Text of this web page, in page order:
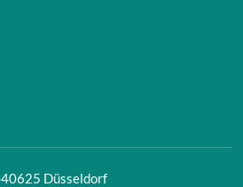
Düsseldorf